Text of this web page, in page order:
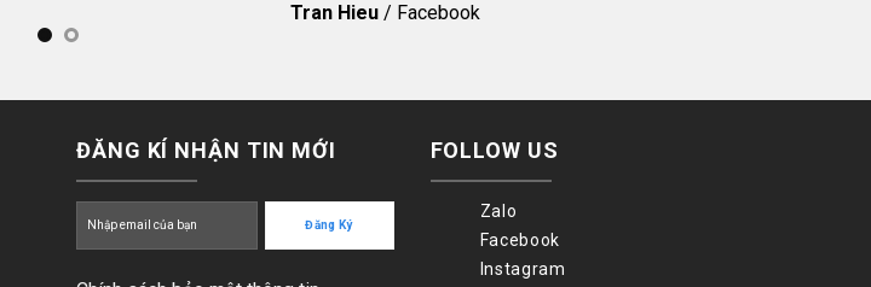
Tran Hieu / Facebook
ĐĂNG KÍ NHẬN TIN MỚI FOLLOW US
Zalo
Facebook
Instagram